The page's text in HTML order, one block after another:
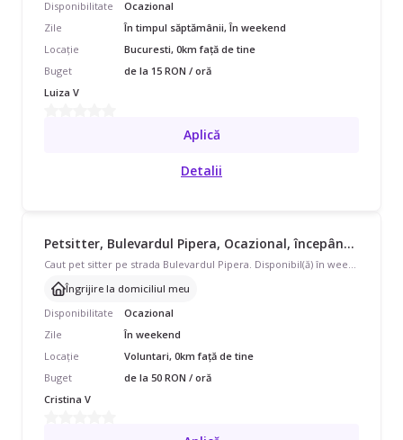
Disponibilitate
Ocazional
Zile
În timpul săptămânii, În weekend
Locație
Bucuresti, 0km față de tine
Buget
de la 15 RON / oră
Luiza V
Aplică
Detalii
Petsitter, Bulevardul Pipera, Ocazional, începând cu 50 lei/oră
Îngrijire la domiciliul meu
Disponibilitate
Ocazional
Zile
În weekend
Locație
Voluntari, 0km față de tine
Buget
de la 50 RON / oră
Cristina V